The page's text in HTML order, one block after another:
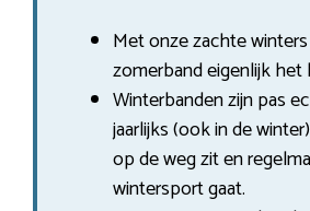
Met onze zachte
zomerband eigenlijk het
Winterbanden zijn pas
jaarlijks (ook in de
op de weg zit en
wintersport gaat.